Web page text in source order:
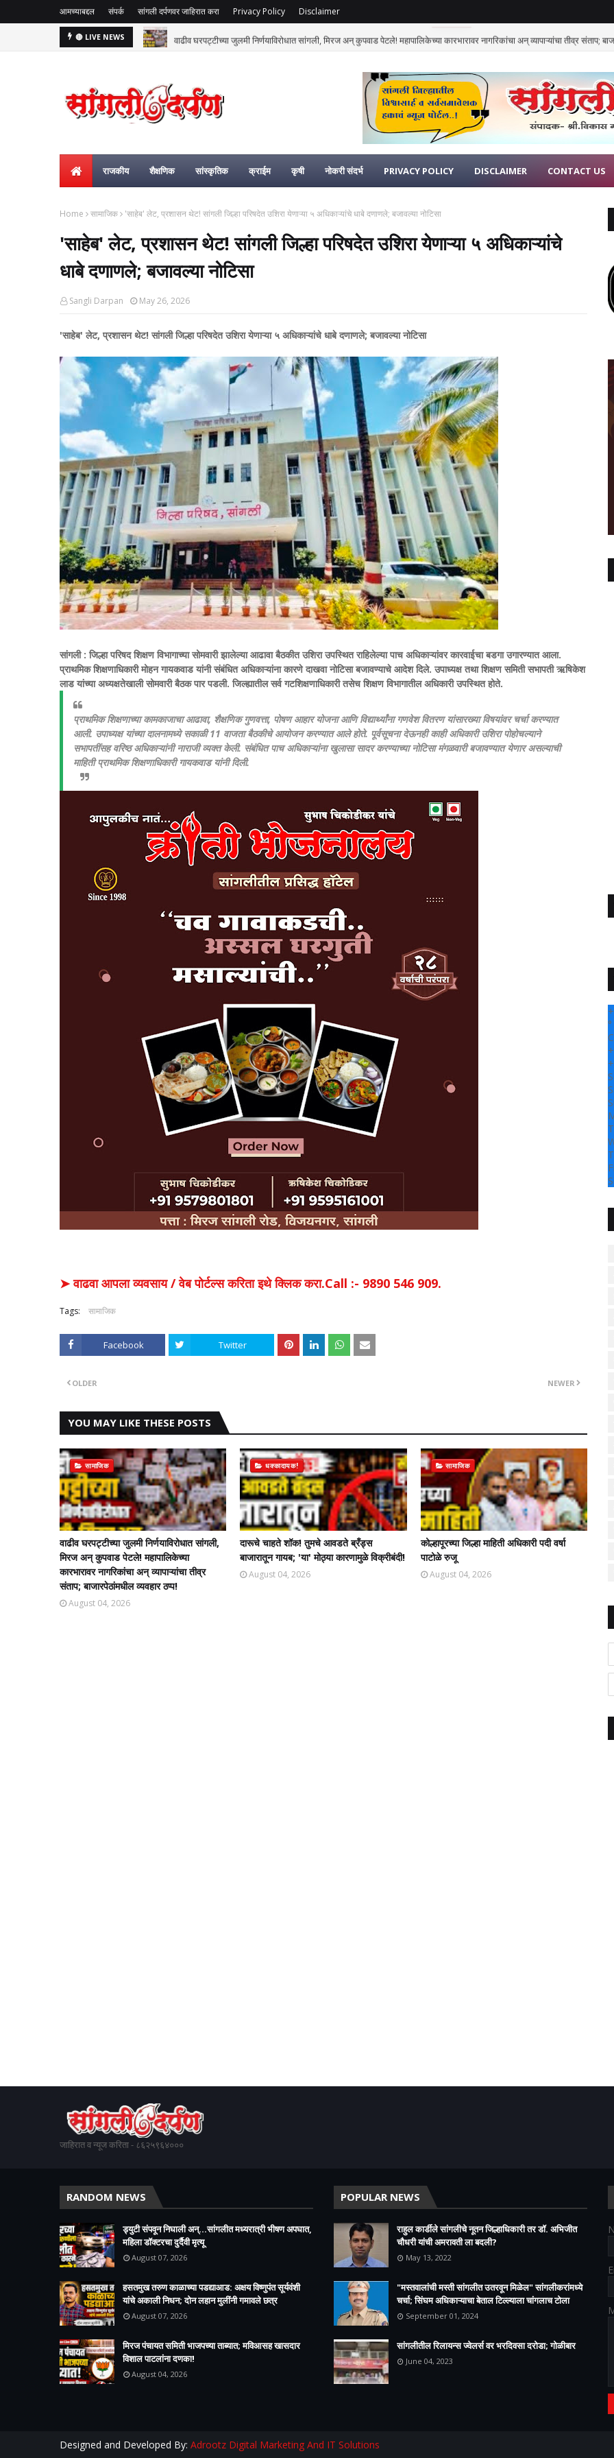
आमच्याबद्दल संपर्क सांगली दर्पणवर जाहिरात करा Privacy Policy Disclaimer
🔴 LIVE NEWS वाढीव घरपट्टीच्या जुलमी निर्णयाविरोधात सांगली, मिरज अन् कुपवाड पेटले! महापालिकेच्या कारभारावर नागरिकांचा अन् व्यापाऱ्यांचा तीव्र संताप;
राजकीय शैक्षणिक सांस्कृतिक क्राईम कृषी नोकरी संदर्भ PRIVACY POLICY DISCLAIMER CONTACT US
Home सामाजिक 'साहेब' लेट, प्रशासन थेट! सांगली जिल्हा परिषदेत उशिरा येणाऱ्या ५ अधिकाऱ्यांचे धाबे दणाणले; बजावल्या नोटिसा
'साहेब' लेट, प्रशासन थेट! सांगली जिल्हा परिषदेत उशिरा येणाऱ्या ५ अधिकाऱ्यांचे
धाबे दणाणले; बजावल्या नोटिसा
Sangli Darpan May 26, 2026
'साहेब' लेट, प्रशासन थेट! सांगली जिल्हा परिषदेत उशिरा येणाऱ्या ५ अधिकाऱ्यांचे धाबे दणाणले; बजावल्या नोटिसा
सांगली : जिल्हा परिषद शिक्षण विभागाच्या सोमवारी झालेल्या आढावा बैठकीत उशिरा उपस्थित राहिलेल्या पाच अधिकाऱ्यांवर कारवाईचा बडगा उगारण्यात आला.
प्राथमिक शिक्षणाधिकारी मोहन गायकवाड यांनी संबंधित अधिकाऱ्यांना कारणे दाखवा नोटिसा बजावण्याचे आदेश दिले. उपाध्यक्ष तथा शिक्षण समिती सभापती ऋषिकेश
लाड यांच्या अध्यक्षतेखाली सोमवारी बैठक पार पडली. जिल्ह्यातील सर्व गटशिक्षणाधिकारी तसेच शिक्षण विभागातील अधिकारी उपस्थित होते.
प्राथमिक शिक्षणाच्या कामकाजाचा आढावा, शैक्षणिक गुणवत्ता, पोषण आहार योजना आणि विद्यार्थ्यांना गणवेश वितरण यांसारख्या विषयांवर चर्चा करण्यात
आली. उपाध्यक्ष यांच्या दालनामध्ये सकाळी 11 वाजता बैठकीचे आयोजन करण्यात आले होते. पूर्वसूचना देऊनही काही अधिकारी उशिरा पोहोचल्याने
सभापतींसह वरिष्ठ अधिकाऱ्यांनी नाराजी व्यक्त केली. संबंधित पाच अधिकाऱ्यांना खुलासा सादर करण्याच्या नोटिसा मंगळवारी बजावण्यात येणार असल्याची
माहिती प्राथमिक शिक्षणाधिकारी गायकवाड यांनी दिली.
➤ वाढवा आपला व्यवसाय / वेब पोर्टल्स करिता इथे क्लिक करा.Call :- 9890 546 909.
Tags: सामाजिक
Facebook Twitter
NEWER
OLDER
YOU MAY LIKE THESE POSTS
सामाजिक
वाढीव घरपट्टीच्या जुलमी निर्णयाविरोधात सांगली,
मिरज अन् कुपवाड पेटले! महापालिकेच्या
कारभारावर नागरिकांचा अन् व्यापाऱ्यांचा तीव्र
संताप; बाजारपेठांमधील व्यवहार ठप्प!​
August 04, 2026
धक्कादायक!
दारूचे चाहते शॉक! तुमचे आवडते ब्रँड्स
बाजारातून गायब; 'या' मोठ्या कारणामुळे विक्रीबंदी!
August 04, 2026
सामाजिक
कोल्हापूरच्या जिल्हा माहिती अधिकारी पदी वर्षा
पाटोळे रुजू
August 04, 2026
+
°
C
+
+
जाहिरात व न्यूज करिता - ८६२५९६४०००
RANDOM NEWS
ड्युटी संपवून निघाली अन्...सांगलीत मध्यरात्री भीषण अपघात,
महिला डॉक्टरचा दुर्दैवी मृत्यू
August 07, 2026
हसतमुख तरुण काळाच्या पडद्याआड: अक्षय विष्णुपंत सूर्यवंशी
यांचे अकाली निधन; दोन लहान मुलींनी गमावले छत्र
August 07, 2026
मिरज पंचायत समिती भाजपच्या ताब्यात; मविआसह खासदार
विशाल पाटलांना दणका!
August 04, 2026
POPULAR NEWS
राहुल कार्डीले सांगलीचे नूतन जिल्हाधिकारी तर डॉ. अभिजीत
चौधरी यांची अमरावती ला बदली?
May 13, 2022
"मस्तवालांची मस्ती सांगलीत उतरवून मिळेल" सांगलीकरांमध्ये
चर्चा; सिंघम अधिकाऱ्याचा बेताल टिल्ल्याला चांगलाच टोला
September 01, 2024
सांगलीतील रिलायन्स ज्वेलर्स वर भरदिवसा दरोडा; गोळीबार
June 04, 2023
Designed and Developed By: Adrootz Digital Marketing And IT Solutions